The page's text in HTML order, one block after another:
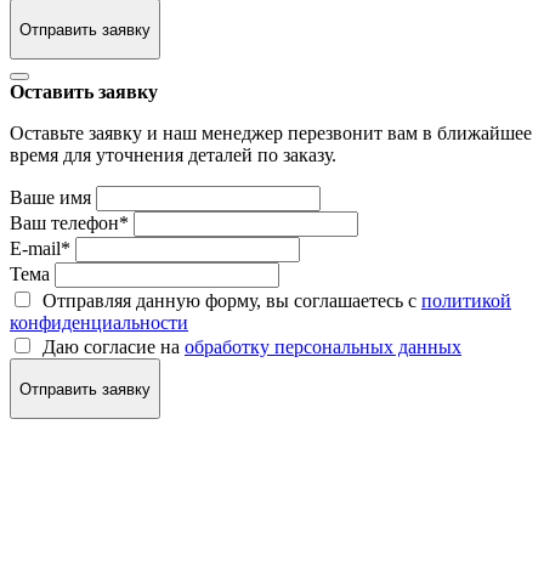
Отправить заявку
Оставить заявку
Оставьте заявку и наш менеджер перезвонит вам в ближайшее
время для уточнения деталей по заказу.
Ваше имя
Ваш телефон*
E-mail*
Тема
Отправляя данную форму, вы соглашаетесь с политикой
конфиденциальности
Даю согласие на обработку персональных данных
Отправить заявку